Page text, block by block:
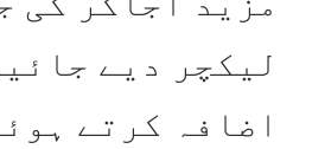
لیکچر دیے
اضافہ کرتے